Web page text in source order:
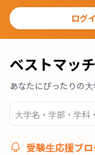
ログ
ベストマッ
あなたにぴったりの
受験生応援ブ